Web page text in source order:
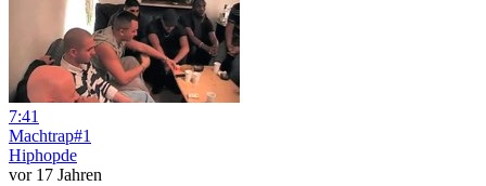
7:41
Machtrap#1
Hiphopde
vor 17 Jahren